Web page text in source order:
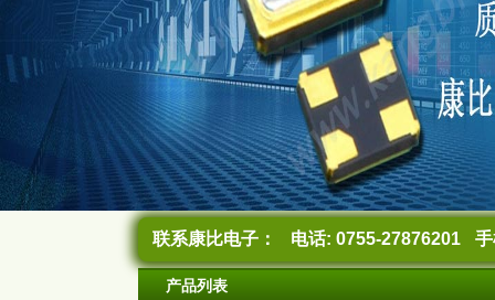
联系康比电子： 电话: 0755-27876201
产品列表